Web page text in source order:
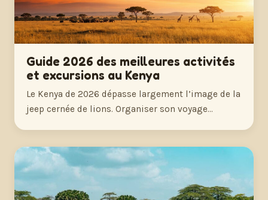
Guide 2026 des meilleures activités
et excursions au Kenya
Le Kenya de 2026 dépasse largement l’image de la
jeep cernée de lions. Organiser son voyage…